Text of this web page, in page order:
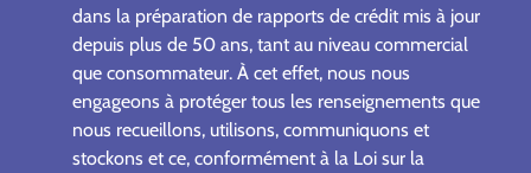
dans la préparation de rapports de crédit mis à jour
depuis plus de 50 ans, tant au niveau commercial
que consommateur. À cet effet, nous nous
engageons à protéger tous les renseignements que
nous recueillons, utilisons, communiquons et
stockons et ce, conformément à la Loi sur la